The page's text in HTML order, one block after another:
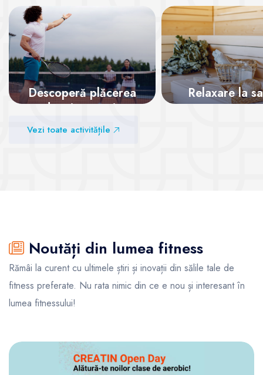
Descoperă plăcerea
de a juca tenis
Relaxare la
Vezi toate activitățile
Noutăți din lumea fitness
Rămâi la curent cu ultimele știri și inovații din sălile tale de
fitness preferate. Nu rata nimic din ce e nou și interesant în
lumea fitnessului!